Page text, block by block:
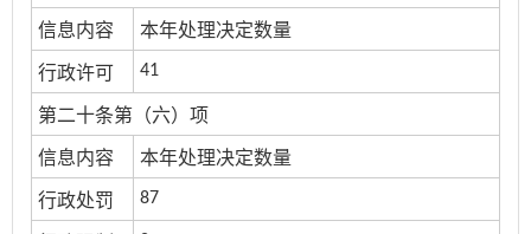
信息内容 本年处理决定数量
行政许可 41
第二十条第（六）项
信息内容 本年处理决定数量
行政处罚 87